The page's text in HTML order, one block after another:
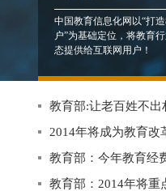
中国教育信息化网以“打
户”为基础定位，将教育
态提供给互联网用户！
教育部:让老百姓不
2014年将成为教育改
教育部：今年教育经
教育部：2014年将重